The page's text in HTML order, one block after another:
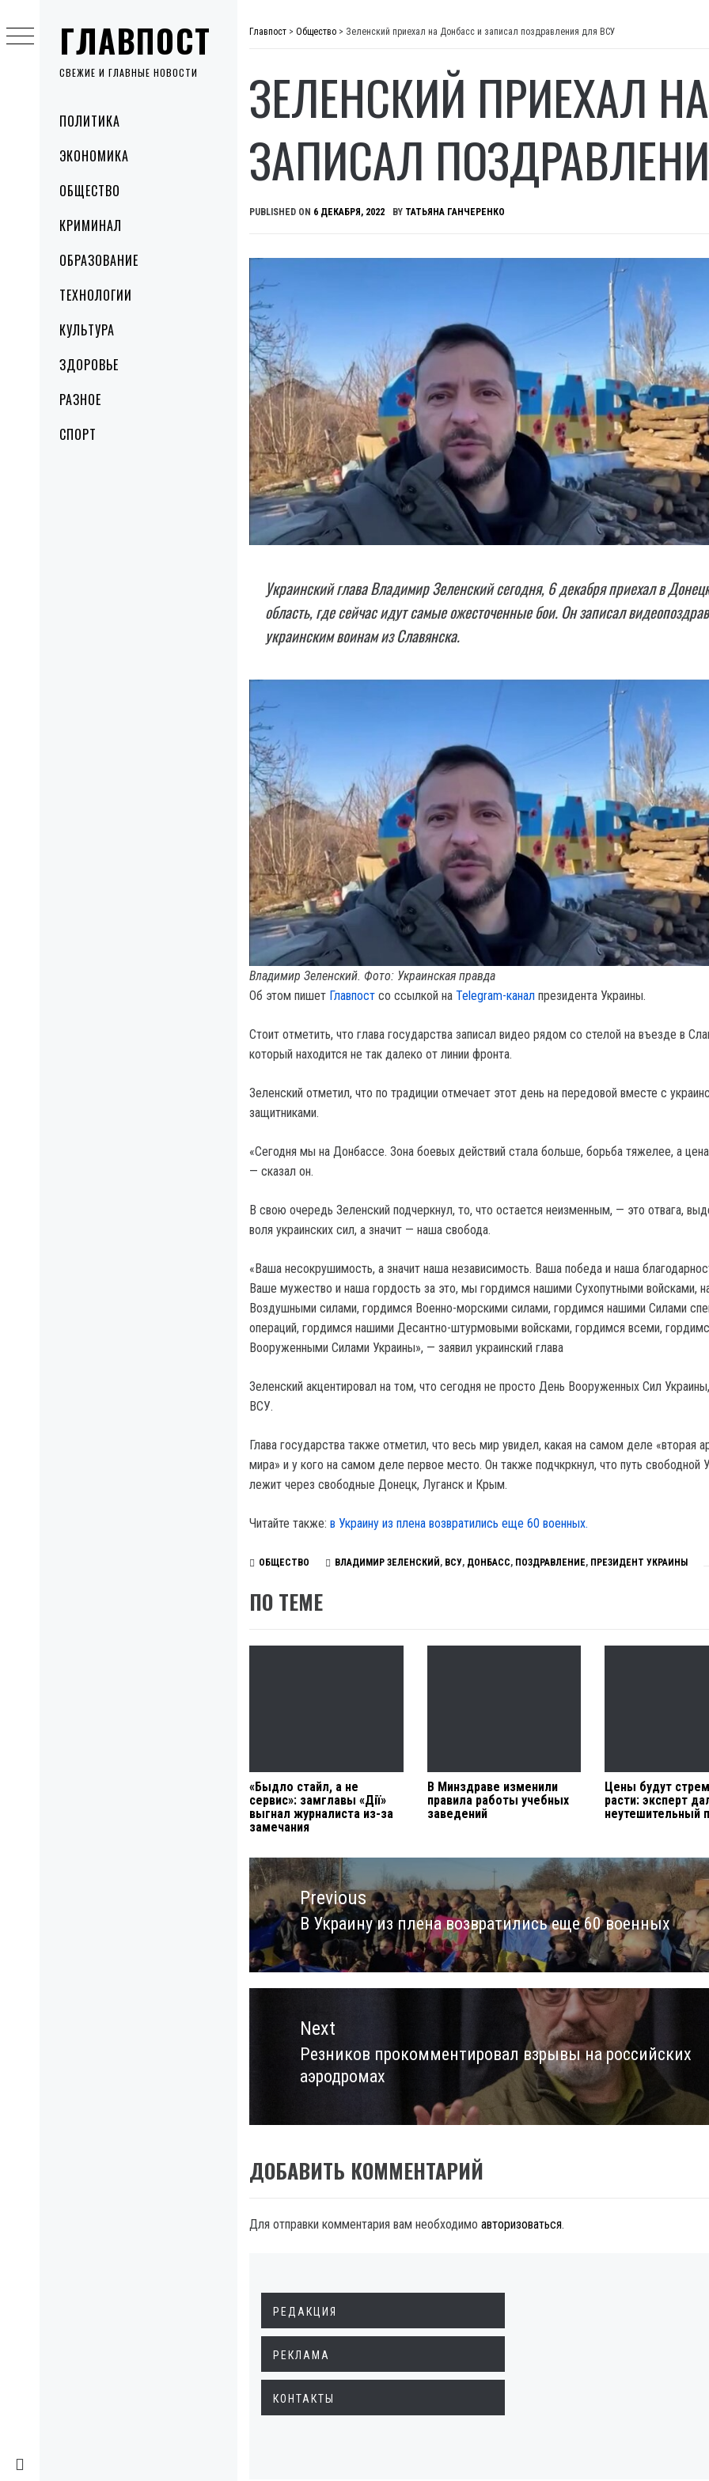
ГЛАВПОСТ
СВЕЖИЕ И ГЛАВНЫЕ НОВОСТИ
MenuПОЛИТИКА
ЭКОНОМИКА
ОБЩЕСТВО
КРИМИНАЛ
ОБРАЗОВАНИЕ
ТЕХНОЛОГИИ
КУЛЬТУРА
ЗДОРОВЬЕ
РАЗНОЕ
СПОРТ
to
content
Главпост > Общество > Зеленский приехал на Донбасс и записал поздравления для ВСУ
ЗЕЛЕНСКИЙ ПРИЕХАЛ
ЗАПИСАЛ
PUBLISHED ON 6 ДЕКАБРЯ, 2022 BY ТАТЬЯНА ГАНЧЕРЕНКО
Украинский глава Владимир Зеленский сегодня, 6 декабря приехал в
область, где сейчас идут самые ожесточенные бои. Он записал
украинским воинам из Славянска.
Владимир Зеленский. Фото: Украинская правда
Об этом пишет Главпост со ссылкой на Telegram-канал президента Украины.
Стоит отметить, что глава государства записал видео рядом со стелой на въезде в
который находится не так далеко от линии фронта.
Зеленский отметил, что по традиции отмечает этот день на передовой вместе с
защитниками.
«Сегодня мы на Донбассе. Зона боевых действий стала больше, борьба тяжелее, а
— сказал он.
В свою очередь Зеленский подчеркнул, то, что остается неизменным, — это отвага,
воля украинских сил, а значит — наша свобода.
«Ваша несокрушимость, а значит наша независимость. Ваша победа и наша
Ваше мужество и наша гордость за это, мы гордимся нашими Сухопутными войсками,
Воздушными силами, гордимся Военно-морскими силами, гордимся нашими Силами
операций, гордимся нашими Десантно-штурмовыми войсками, гордимся всеми,
Вооруженными Силами Украины», — заявил украинский глава
Зеленский акцентировал на том, что сегодня не просто День Вооруженных Сил
ВСУ.
Глава государства также отметил, что весь мир увидел, какая на самом деле «вторая
мира» и у кого на самом деле первое место. Он также подчкркнул, что путь свободной
лежит через свободные Донецк, Луганск и Крым.
Читайте также: в Украину из плена возвратились еще 60 военных.
ОБЩЕСТВО ВЛАДИМИР ЗЕЛЕНСКИЙ , ВСУ, ДОНБАСС, ПОЗДРАВЛЕНИЕ, ПРЕЗИДЕНТ УКРАИНЫ
ПО ТЕМЕ
«Быдло стайл, а не
сервис»: замглавы «Дії»
выгнал журналиста из-за
замечания
В Минздраве изменили
правила работы учебных
заведений
Цены будут
расти: эксперт
неутешительный
Навигация
по
записямPrevious
Previous
post:
В Украину из плена возвратились еще 60 военных
Next
Next
post:
Резников прокомментировал взрывы на российских
аэродромах
ДОБАВИТЬ КОММЕНТАРИЙ
Для отправки комментария вам необходимо авторизоваться.
РЕДАКЦИЯ
РЕКЛАМА
КОНТАКТЫ